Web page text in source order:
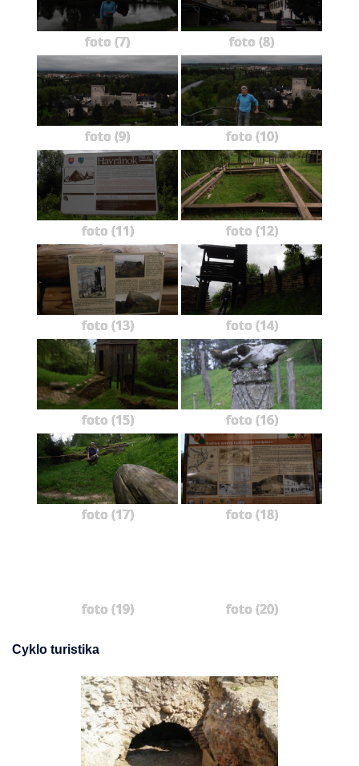
foto (7) foto (8)
foto (9) foto (10)
foto (11) foto (12)
foto (13) foto (14)
foto (15) foto (16)
foto (17) foto (18)
foto (19) foto (20)
Cyklo turistika